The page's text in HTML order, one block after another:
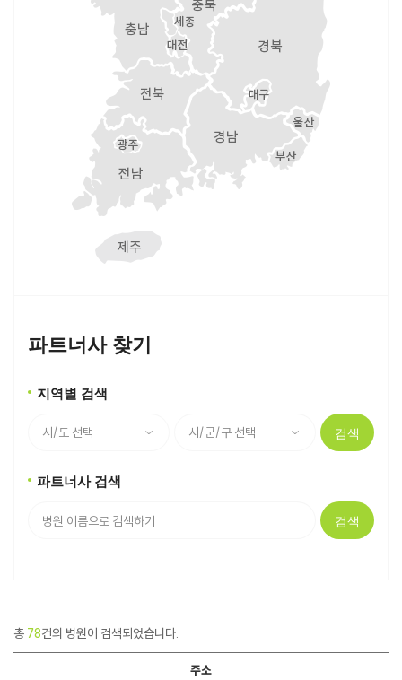
파트너사 찾기
지역별 검색
검색
파트너사 검색
검색
총 78건의 병원이 검색되었습니다.
주소